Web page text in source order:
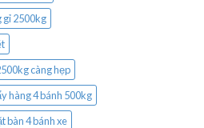
gỉ 2500kg
càng hẹp
hàng 4 bánh 500kg
bàn 4 bánh xe